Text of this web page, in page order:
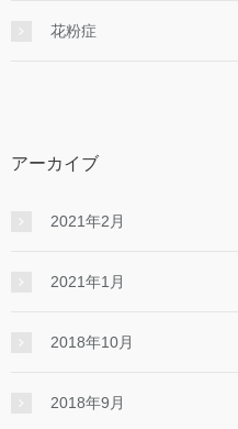
花粉症
アーカイブ
2021年2月
2021年1月
2018年10月
2018年9月